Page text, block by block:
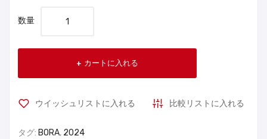
数量
カートに入れる
ウイッシュリストに入れる 比較リストに入れる
タグ: BORA, 2024